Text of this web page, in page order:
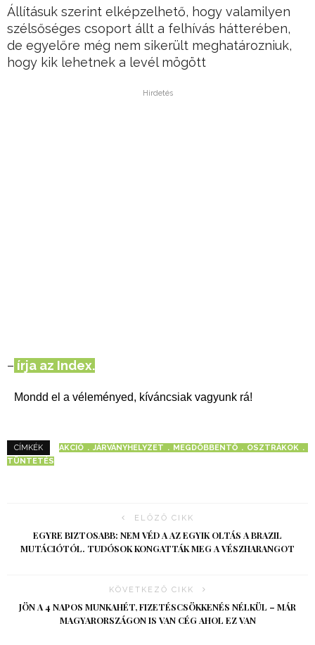
Állításuk szerint elképzelhető, hogy valamilyen
szélsőséges csoport állt a felhívás hátterében,
de egyelőre még nem sikerült meghatározniuk,
hogy kik lehetnek a levél mögött
Hirdetés
– írja az Index.
Mondd el a véleményed, kíváncsiak vagyunk rá!
CÍMKÉK AKCIÓ JÁRVÁNYHELYZET MEGDÖBBENTŐ
OSZTRÁKOK
TÜNTETÉS
ELŐZŐ CIKK
EGYRE BIZTOSABB: NEM VÉD A AZ EGYIK OLTÁS A BRAZIL
MUTÁCIÓTÓL. TUDÓSOK KONGATTÁK MEG A VÉSZHARANGOT
KÖVETKEZŐ CIKK
JÖN A 4 NAPOS MUNKAHÉT, FIZETÉSCSÖKKENÉS NÉLKÜL – MÁR
MAGYARORSZÁGON IS VAN CÉG AHOL EZ VAN